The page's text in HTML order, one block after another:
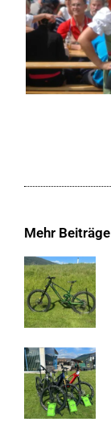
Mehr Beiträge